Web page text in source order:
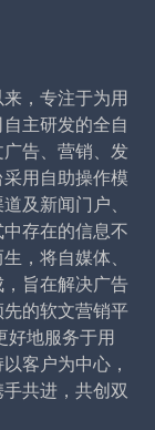
，专注于为用
主研发的全自
告、营销、发
用自助操作模
及新闻门户、
存在的信息不
，将自媒体、
旨在解决广告
的软文营销平
好地服务于用
客户为中心，
共进，共创双